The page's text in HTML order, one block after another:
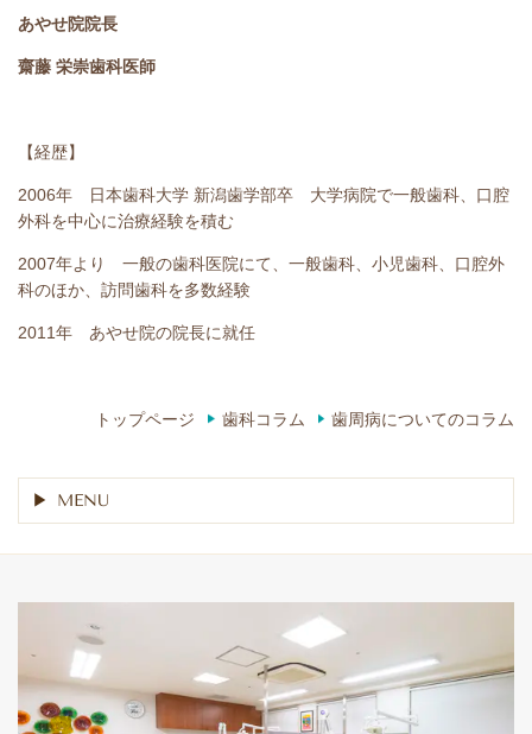
あやせ院院長
齋藤 栄崇歯科医師
【経歴】
2006年 日本歯科大学 新潟歯学部卒 大学病院で一般歯科、口腔
外科を中心に治療経験を積む
2007年より 一般の歯科医院にて、一般歯科、小児歯科、口腔外
科のほか、訪問歯科を多数経験
2011年 あやせ院の院長に就任
トップページ 歯科コラム 歯周病についてのコラム
MENU